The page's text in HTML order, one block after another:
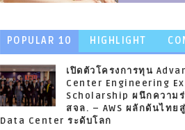
POPULAR 10
HIGHLIGHT
เปิดตัวโครงการทุน
Center Engineering
Scholarship ผนึกความ
สจล. – AWS ผลักดันไทย
Data Center ระดับโลก